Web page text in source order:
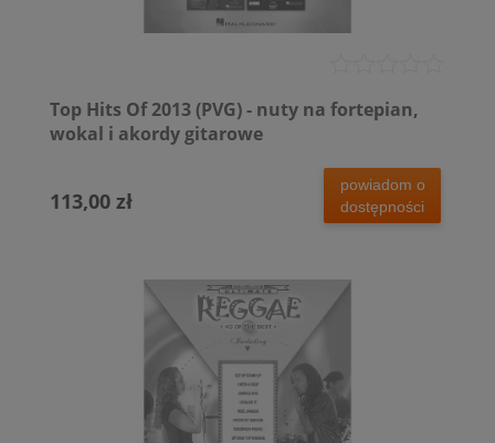
Top Hits Of 2013 (PVG) - nuty na fortepian,
wokal i akordy gitarowe
113,00 zł
powiadom o
dostępności